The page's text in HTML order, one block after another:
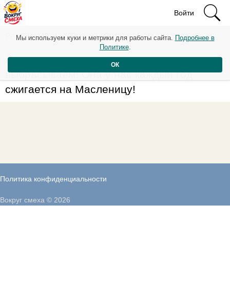
Войти
Рейтинг: 42
А мы новогоднюю елку никогда не
выбрасываем! Она у нас каждый год
сжигается на Масленицу!
Политика конфиденциальности
Мы используем куки и метрики для работы сайта. Подробнее в
Политике.
ОК
Вокруг смеха © 2026